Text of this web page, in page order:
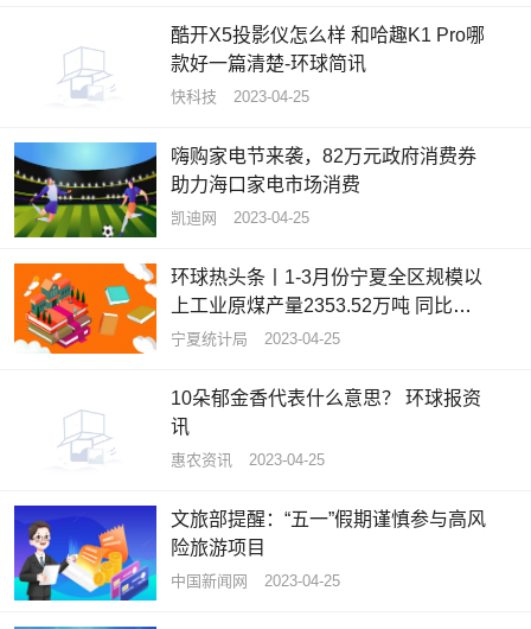
酷开X5投影仪怎么样 和哈趣K1 Pro哪
款好一篇清楚-环球简讯
快科技 2023-04-25
嗨购家电节来袭，82万元政府消费券
助力海口家电市场消费
凯迪网 2023-04-25
环球热头条丨1-3月份宁夏全区规模以
上工业原煤产量2353.52万吨 同比增
长5.2%
宁夏统计局 2023-04-25
10朵郁金香代表什么意思？ 环球报资
讯
惠农资讯 2023-04-25
文旅部提醒：“五一”假期谨慎参与高风
险旅游项目
中国新闻网 2023-04-25